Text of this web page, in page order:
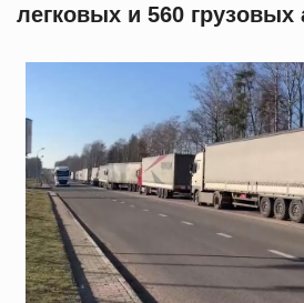
легковых и 560 грузовых